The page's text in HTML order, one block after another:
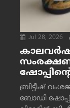
Jul 28, 2026
ബ്രിട്ടീഷ്
ബോഡി ഷോപ്പ്